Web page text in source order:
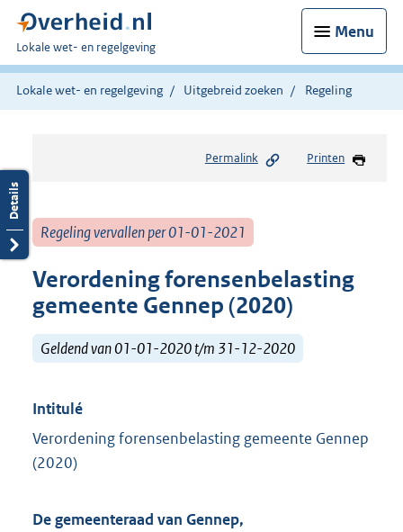
Menu
U
bent
hier:
Lokale wet- en regelgeving
Lokale wet- en regelgeving Uitgebreid zoeken Regeling
Permalink Printen
Regeling vervallen per 01-01-2021
Verordening forensenbelasting
gemeente Gennep (2020)
Geldend van 01-01-2020 t/m 31-12-2020
Intitulé
Verordening forensenbelasting gemeente Gennep
(2020)
De gemeenteraad van Gennep,